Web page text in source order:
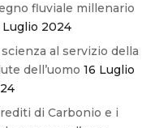
fluviale millenario
Luglio 2024
scienza al servizio della
dell’uomo 16 Luglio
di Carbonio e i